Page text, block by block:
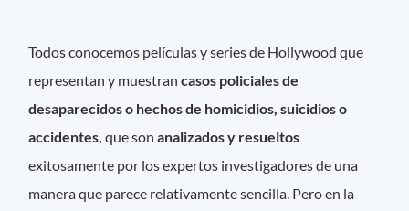
Todos conocemos películas y series de Hollywood que
representan y muestrancasos policiales de
desaparecidos o hechos de homicidios, suicidios o
accidentes, que sonanalizados y resueltos
exitosamente por los expertos investigadores de una
manera que parece relativamente sencilla. Pero en la